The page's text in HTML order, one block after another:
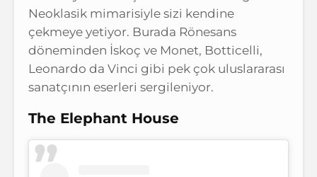
Neoklasik mimarisiyle sizi kendine
çekmeye yetiyor. Burada Rönesans
döneminden İskoç ve Monet, Botticelli,
Leonardo da Vinci gibi pek çok uluslararası
sanatçının eserleri sergileniyor.
The Elephant House